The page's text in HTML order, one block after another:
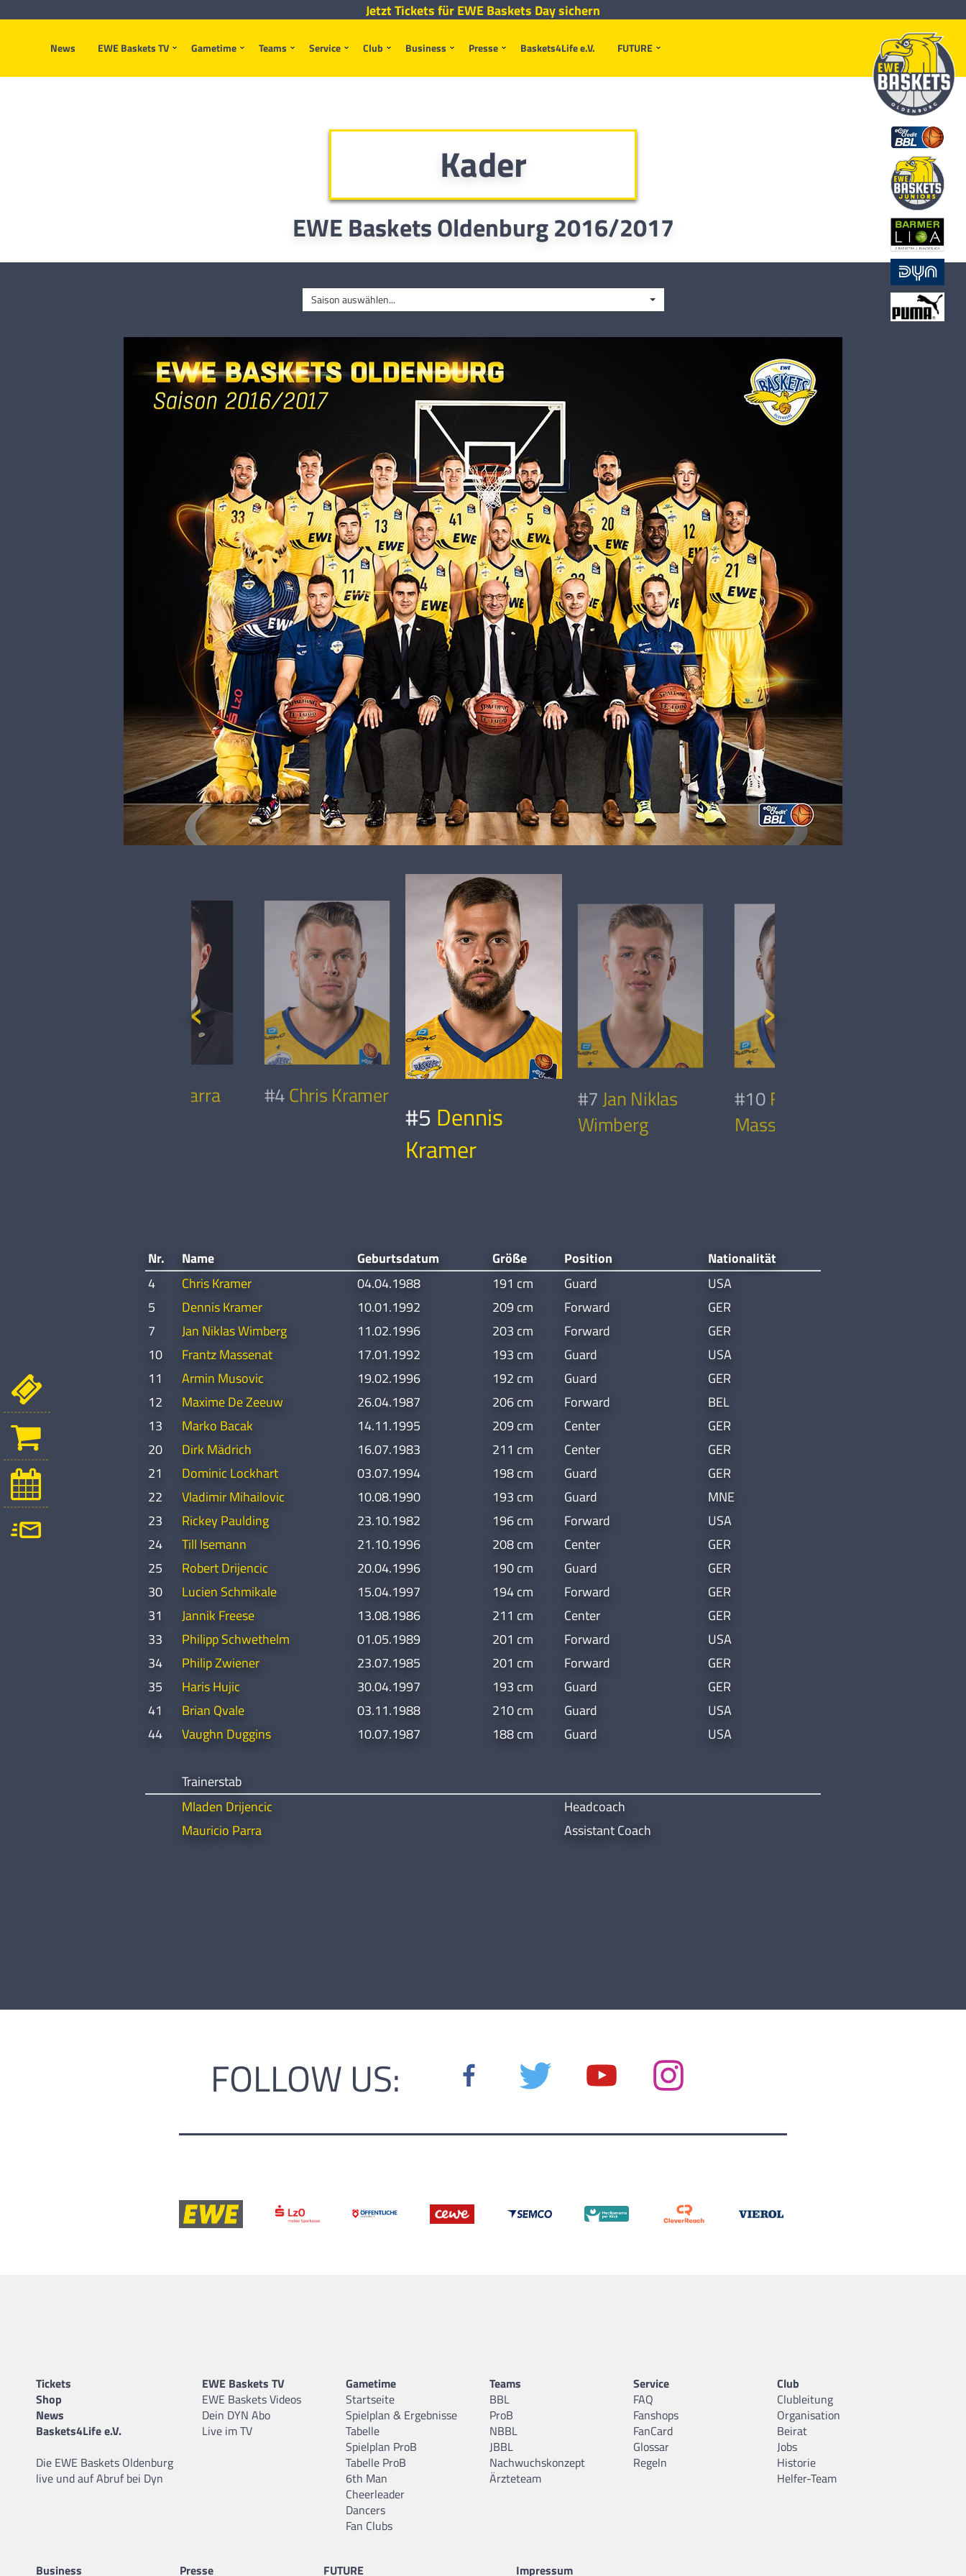
News EWE Baskets TV Gametime Teams Service Club Business Presse Baskets4Life e.V. FUTURE
Jetzt Tickets für EWE Baskets Day sichern
Kader
EWE Baskets Oldenburg 2016/2017
Saison auswählen...
Mauricio Parra #4Chris Kramer
#5 Dennis
Kramer
#7Jan Niklas
Wimberg
#10 Frantz
Massenat
Nr. Name Geburtsdatum Größe Position
Nationalität
4
Chris Kramer 04.04.1988 191 cm Guard
USA
5
Dennis Kramer 10.01.1992 209 cm Forward
GER
7
Jan Niklas Wimberg 11.02.1996 203 cm Forward
GER
10
Frantz Massenat 17.01.1992 193 cm Guard
USA
11
Armin Musovic 19.02.1996 192 cm Guard
GER
12
Maxime De Zeeuw 26.04.1987 206 cm Forward
BEL
13
Marko Bacak 14.11.1995 209 cm Center
GER
20
Dirk Mädrich 16.07.1983 211 cm Center
GER
21
Dominic Lockhart 03.07.1994 198 cm Guard
GER
22
Vladimir Mihailovic 10.08.1990 193 cm Guard
MNE
23
Rickey Paulding 23.10.1982 196 cm Forward
USA
24
Till Isemann 21.10.1996 208 cm Center
GER
25
Robert Drijencic 20.04.1996 190 cm Guard
GER
30
Lucien Schmikale 15.04.1997 194 cm Forward
GER
31
Jannik Freese 13.08.1986 211 cm Center
GER
33
Philipp Schwethelm 01.05.1989 201 cm Forward
USA
34
Philip Zwiener 23.07.1985 201 cm Forward
GER
35
Haris Hujic 30.04.1997 193 cm Guard
GER
41
Brian Qvale 03.11.1988 210 cm Guard
USA
44
Vaughn Duggins 10.07.1987 188 cm Guard USA
Trainerstab
Mladen Drijencic
Headcoach
Mauricio Parra
Assistant Coach
FOLLOW US:
Tickets
Shop
News
Baskets4Life e.V.
Die EWE Baskets Oldenburg
live und auf Abruf bei Dyn
EWE Baskets TV
EWE Baskets Videos
Dein DYN Abo
Live im TV
Gametime
Startseite
Spielplan & Ergebnisse
Tabelle
Spielplan ProB
Tabelle ProB
6th Man
Cheerleader
Dancers
Fan Clubs
Teams
BBL
ProB
NBBL
JBBL
Nachwuchskonzept
Ärzteteam
Service
FAQ
Fanshops
FanCard
Glossar
Regeln
Club
Clubleitung
Organisation
Beirat
Jobs
Historie
Helfer-Team
Business Presse FUTURE Impressum